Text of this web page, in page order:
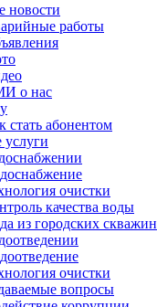
новости
работы
о нас
стать абонентом
очистки
качества воды
из городских скважин
очистки
вопросы